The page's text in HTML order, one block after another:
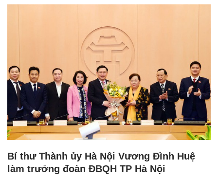
Bí thư Thành ủy Hà Nội Vương Đình Huệ
làm trưởng đoàn ĐBQH TP Hà Nội